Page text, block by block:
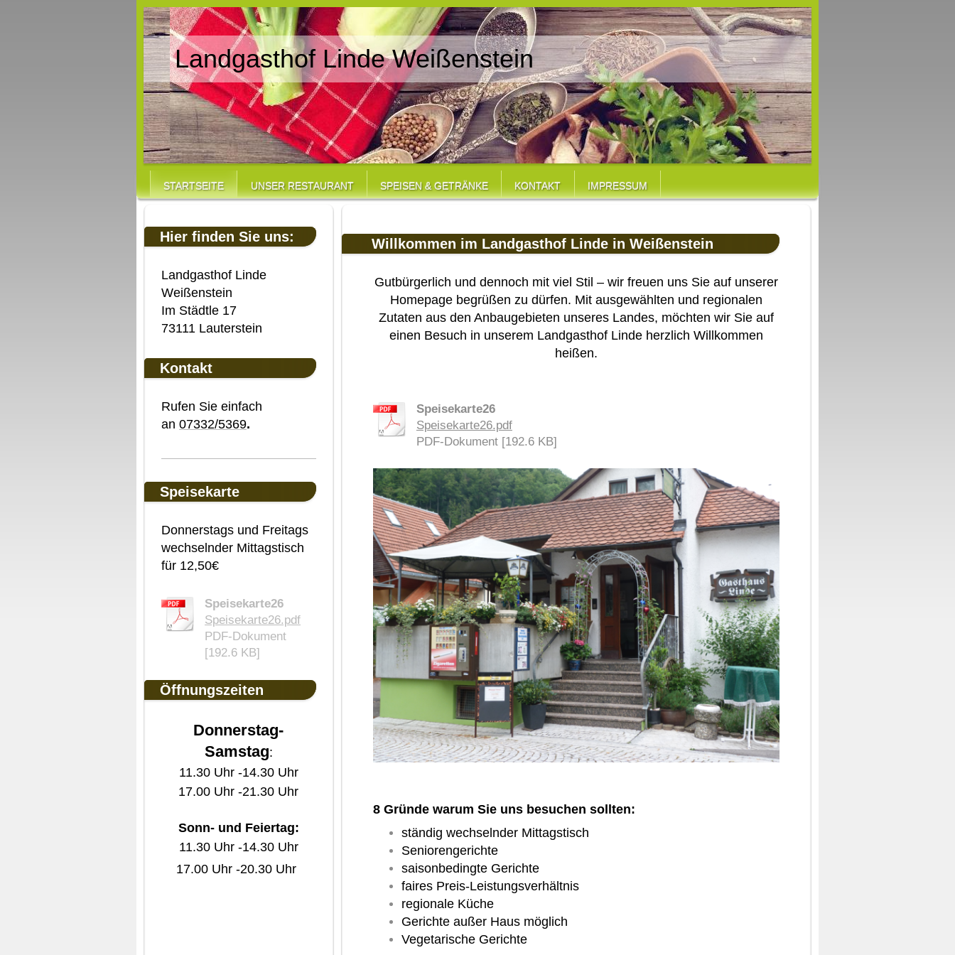
Landgasthof Linde Weißenstein
STARTSEITE UNSER RESTAURANT SPEISEN & GETRÄNKE KONTAKT IMPRESSUM
Willkommen im Landgasthof Linde in Weißenstein
Gutbürgerlich und dennoch mit viel Stil – wir freuen uns Sie auf unserer
Homepage begrüßen zu dürfen. Mit ausgewählten und regionalen
Zutaten aus den Anbaugebieten unseres Landes, möchten wir Sie auf
einen Besuch in unserem Landgasthof Linde herzlich Willkommen
heißen.
Speisekarte26
Speisekarte26.pdf
PDF-Dokument [192.6 KB]
8 Gründe warum Sie uns besuchen sollten:
ständig wechselnder Mittagstisch
Seniorengerichte
saisonbedingte Gerichte
faires Preis-Leistungsverhältnis
regionale Küche
Gerichte außer Haus möglich
Vegetarische Gerichte
Hier finden Sie uns:
Landgasthof Linde
Weißenstein
Im Städtle 17
73111 Lauterstein
Kontakt
Rufen Sie einfach
an 07332/5369.
Speisekarte
Donnerstags und Freitags
wechselnder Mittagstisch
für 12,50€
Speisekarte26
Speisekarte26.pdf
PDF-Dokument
[192.6 KB]
Öffnungszeiten
Donnerstag-
Samstag:
11.30 Uhr -14.30 Uhr
17.00 Uhr -21.30 Uhr
Sonn- und Feiertag:
11.30 Uhr -14.30 Uhr
17.00 Uhr -20.30 Uhr